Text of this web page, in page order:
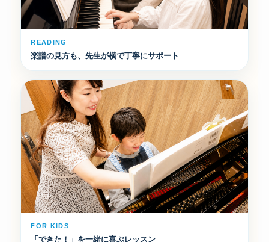
READING
楽譜の見方も、先生が横で丁寧にサポート
FOR KIDS
「できた！」を一緒に喜ぶレッスン